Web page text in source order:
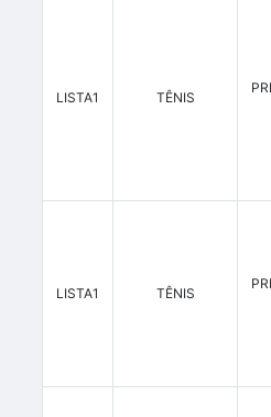
LISTA1 TÊNIS
LISTA1 TÊNIS